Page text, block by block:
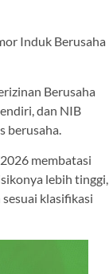
Induk Berusaha
Berusaha
dan NIB
berusaha.
membatasi
lebih tinggi,
klasifikasi